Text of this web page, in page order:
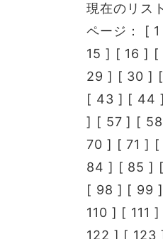
現在のリス
ページ： [ 1
15 ] [ 16 ] [
29 ] [ 30 ] [
[ 43 ] [ 44
] [ 57 ] [ 58
70 ] [71 ] [
84 ] [ 85 ] [
[ 98 ] [ 99
110 ] [ 111 ]
122 ] [ 123